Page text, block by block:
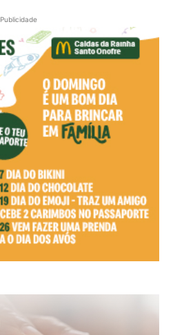
Publicidade